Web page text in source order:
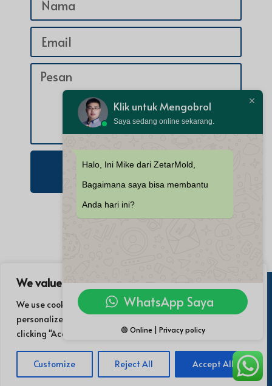
We value your privacy
We use cookies to enhance your browsing experience, serve
personalized ads or content, and analyze our traffic. By
clicking "Accept All", you consent to our use of cookies.
Customize Reject All Accept All
Kirim Pertanyaan
© 2021 Zetar Industry Co, Ltd. Semua
Hak Cipta Dilindungi Undang-
Undang. | Kebijakan Privasi.
Klik untuk Mengobrol
Saya sedang online sekarang.
Halo, Ini Mike dari ZetarMold,
Bagaimana saya bisa membantu
Anda hari ini?
WhatsApp Saya
🟢 Online | Privacy policy